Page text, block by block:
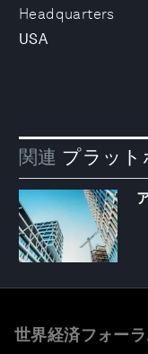
Headquarters
USA
関連 プラット
世界経済フォー